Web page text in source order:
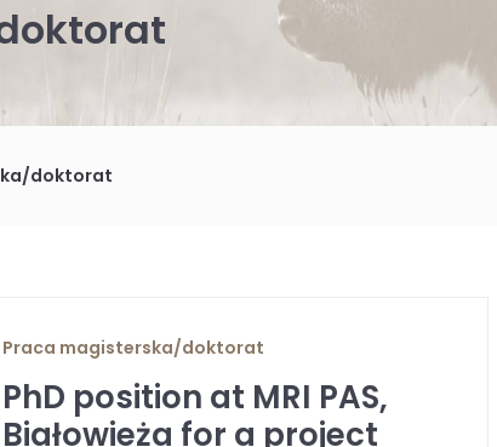
doktorat
Praca magisterska/doktorat
PhD position at MRI PAS,
Białowieża for a project